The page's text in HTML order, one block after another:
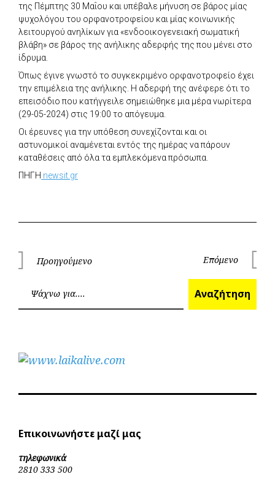
της Πέμπτης 30 Μαΐου και υπέβαλε μήνυση σε βάρος μίας
ψυχολόγου του ορφανοτροφείου και μίας κοινωνικής
λειτουργού ανηλίκων για «ενδοοικογενειακή σωματική
βλάβη» σε βάρος της ανήλικης αδερφής της που μένει στο
ίδρυμα.
Όπως έγινε γνωστό το συγκεκριμένο ορφανοτροφείο έχει
την επιμέλεια της ανήλικης. Η αδερφή της ανέφερε ότι το
επεισόδιο που κατήγγειλε σημειώθηκε μια μέρα νωρίτερα
(29-05-2024) στις 19:00 το απόγευμα.
Οι έρευνες για την υπόθεση συνεχίζονται και οι
αστυνομικοί αναμένεται εντός της ημέρας να πάρουν
καταθέσεις από όλα τα εμπλεκόμενα πρόσωπα.
ΠΗΓΗ newsit.gr
Πλοήγηση
άρθρων
Προηγούμενο Επόμενο
Αναζήτηση
Επικοινωνήστε μαζί μας
τηλεφωνικά
2810 333 500